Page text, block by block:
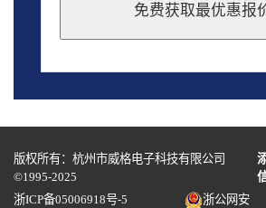
免费获取最优惠报
should
blank
版权所有：杭州市威格电子科技有限公司
©1995-2025
浙ICP备05006918号-5
浙公网安